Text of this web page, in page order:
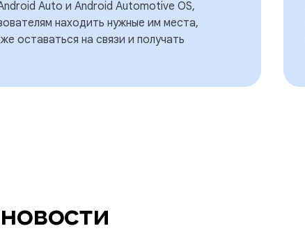
Auto и Android Automotive OS,
находить нужные им места,
оставаться на связи и получать